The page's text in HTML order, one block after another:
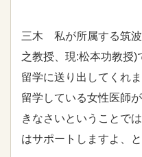
三木 私が所属する筑
之教授、現:松本功教授
留学に送り出してくれ
留学している女性医師
きなさいということで
はサポートしますよ、